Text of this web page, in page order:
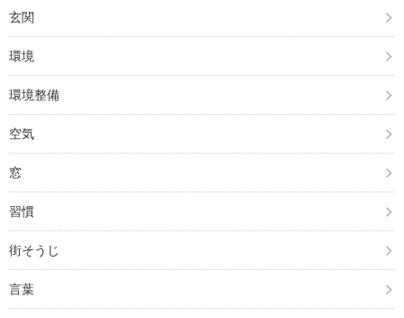
玄関
環境
環境整備
空気
窓
習慣
街そうじ
言葉